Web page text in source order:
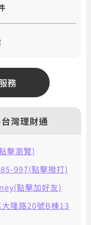
務
灣理財通
擊瀏覽)
997(點擊撥打)
點擊加好友)
隆路20號B棟13